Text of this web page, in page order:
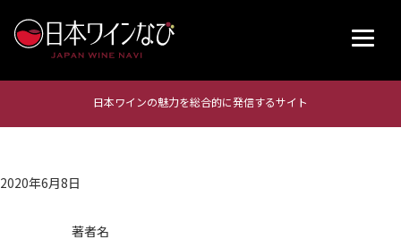
日本ワインの魅力を総合的に発信するサイト
2020年6月8日
著者名